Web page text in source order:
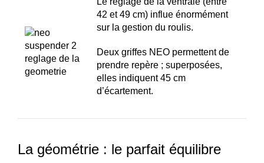
42 et 49 cm) influe énormément
sur la gestion du roulis.
Deux griffes NEO permettent de
prendre repère ; superposées,
elles indiquent 45 cm
d’écartement.
La géométrie : le parfait équilibre